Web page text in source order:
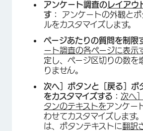
アンケート調査の レイアウ
す：
アンケートの外観とボ
ルをカスタマイズします。
ページあたりの質問を制限
ート調査の各ページに表示
定し、ページ区切りの数を
りません。
次へ］ボタンと［戻る］ボ
をカスタマイズする： 次へ
タンのテキストをアンケー
わせてカスタマイズします
は、ボタンテキストに翻訳